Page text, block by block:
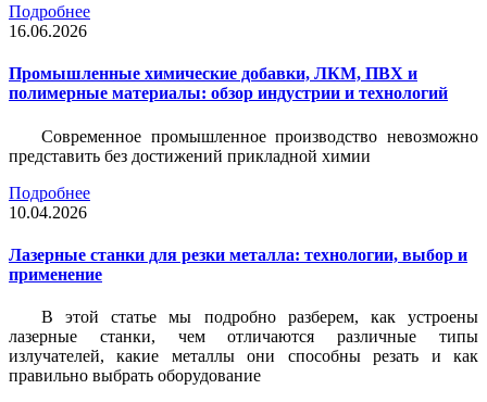
Подробнее
16.06.2026
Промышленные химические добавки, ЛКМ, ПВХ и
полимерные материалы: обзор индустрии и технологий
Современное промышленное производство невозможно
представить без достижений прикладной химии
Подробнее
10.04.2026
Лазерные станки для резки металла: технологии, выбор и
применение
В этой статье мы подробно разберем, как устроены
лазерные станки, чем отличаются различные типы
излучателей, какие металлы они способны резать и как
правильно выбрать оборудование